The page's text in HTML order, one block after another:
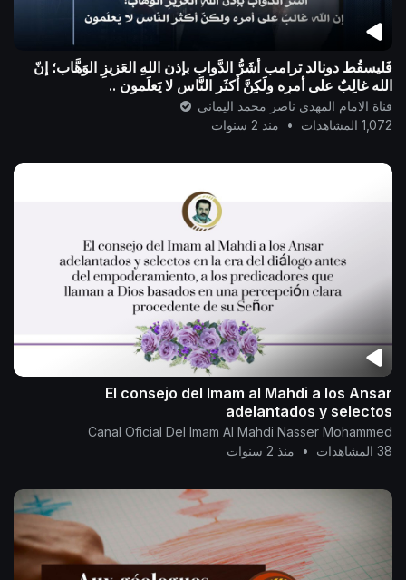
فَليسقُط دونالد ترامب أشَرُّ الدَّواب بإذن اللهِ العَزيزِ الوَهَّاب؛ إنّ
الله غالِبٌ على أمرِه ولَكِنَّ أكثَر النَّاس لا يَعلَمون ..
قناة الامام المهدي ناصر محمد اليماني
1,072 المشاهدات
• منذ 2 سنوات
El consejo del Imam al Mahdi a los Ansar
adelantados y selectos
Canal Oficial Del Imam Al Mahdi Nasser Mohammed
38 المشاهدات
• منذ 2 سنوات